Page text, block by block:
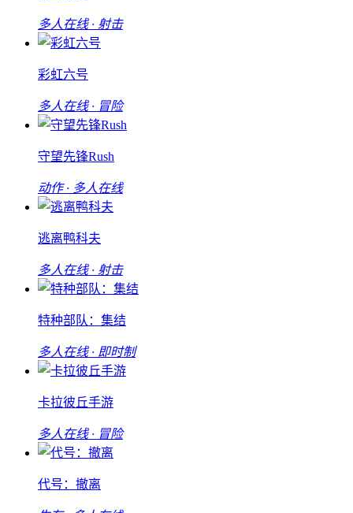
多人在线 · 射击
彩虹六号
多人在线 · 冒险
守望先锋Rush
动作 · 多人在线
逃离鸭科夫
多人在线 · 射击
特种部队：集结
多人在线 · 即时制
卡拉彼丘手游
多人在线 · 冒险
代号：撤离